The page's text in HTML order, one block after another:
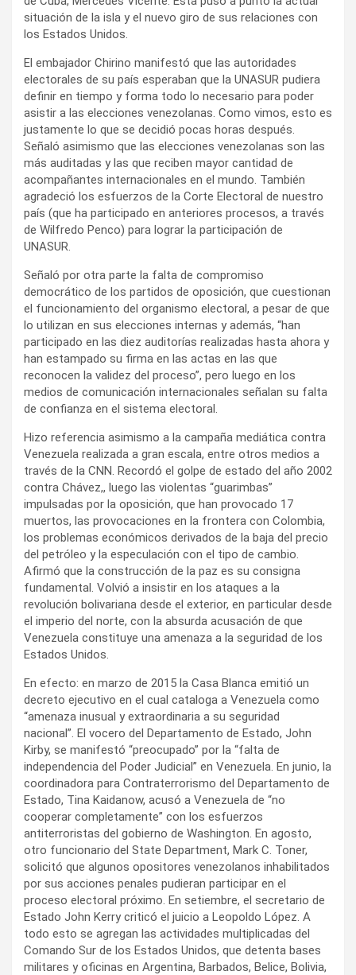
situación de la isla y el nuevo giro de sus relaciones con
los Estados Unidos.
El embajador Chirino manifestó que las autoridades
electorales de su país esperaban que la UNASUR pudiera
definir en tiempo y forma todo lo necesario para poder
asistir a las elecciones venezolanas. Como vimos, esto es
justamente lo que se decidió pocas horas después.
Señaló asimismo que las elecciones venezolanas son las
más auditadas y las que reciben mayor cantidad de
acompañantes internacionales en el mundo. También
agradeció los esfuerzos de la Corte Electoral de nuestro
país (que ha participado en anteriores procesos, a través
de Wilfredo Penco) para lograr la participación de
UNASUR.
Señaló por otra parte la falta de compromiso
democrático de los partidos de oposición, que cuestionan
el funcionamiento del organismo electoral, a pesar de que
lo utilizan en sus elecciones internas y además, “han
participado en las diez auditorías realizadas hasta ahora y
han estampado su firma en las actas en las que
reconocen la validez del proceso”, pero luego en los
medios de comunicación internacionales señalan su falta
de confianza en el sistema electoral.
Hizo referencia asimismo a la campaña mediática contra
Venezuela realizada a gran escala, entre otros medios a
través de la CNN. Recordó el golpe de estado del año 2002
contra Chávez,, luego las violentas “guarimbas”
impulsadas por la oposición, que han provocado 17
muertos, las provocaciones en la frontera con Colombia,
los problemas económicos derivados de la baja del precio
del petróleo y la especulación con el tipo de cambio.
Afirmó que la construcción de la paz es su consigna
fundamental. Volvió a insistir en los ataques a la
revolución bolivariana desde el exterior, en particular desde
el imperio del norte, con la absurda acusación de que
Venezuela constituye una amenaza a la seguridad de los
Estados Unidos.
En efecto: en marzo de 2015 la Casa Blanca emitió un
decreto ejecutivo en el cual cataloga a Venezuela como
“amenaza inusual y extraordinaria a su seguridad
nacional”. El vocero del Departamento de Estado, John
Kirby, se manifestó “preocupado” por la “falta de
independencia del Poder Judicial” en Venezuela. En junio, la
coordinadora para Contraterrorismo del Departamento de
Estado, Tina Kaidanow, acusó a Venezuela de “no
cooperar completamente” con los esfuerzos
antiterroristas del gobierno de Washington. En agosto,
otro funcionario del State Department, Mark C. Toner,
solicitó que algunos opositores venezolanos inhabilitados
por sus acciones penales pudieran participar en el
proceso electoral próximo. En setiembre, el secretario de
Estado John Kerry criticó el juicio a Leopoldo López. A
todo esto se agregan las actividades multiplicadas del
Comando Sur de los Estados Unidos, que detenta bases
militares y oficinas en Argentina, Barbados, Belice, Bolivia,